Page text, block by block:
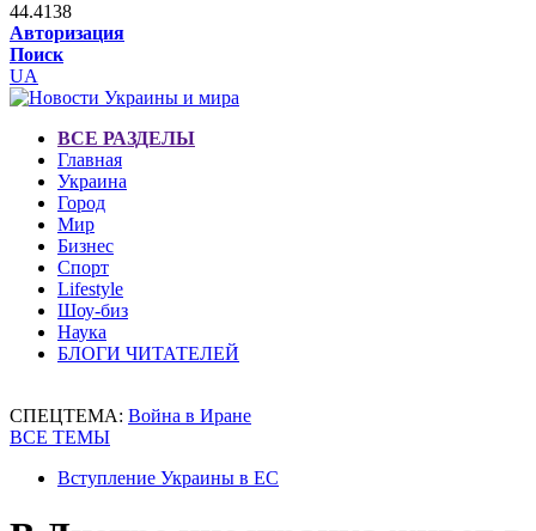
44.4138
Авторизация
Поиск
UA
ВСЕ РАЗДЕЛЫ
Главная
Украина
Город
Мир
Бизнес
Спорт
Lifestyle
Шоу-биз
Наука
БЛОГИ ЧИТАТЕЛЕЙ
СПЕЦТЕМА: Война в Иране
ВСЕ ТЕМЫ
Вступление Украины в ЕС